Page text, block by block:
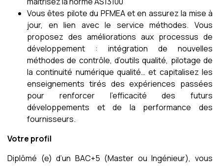
Vous êtes pilote du PFMEA et en assurez la mise à
jour, en lien avec le service méthodes. Vous
proposez des améliorations aux processus de
développement : intégration de nouvelles
méthodes de contrôle, d’outils qualité, pilotage de
la continuité numérique qualité… et capitalisez les
enseignements tirés des expériences passées
pour renforcer l’efficacité des futurs
développements et de la performance des
fournisseurs.
Votre profil
Diplômé (e) d’un BAC+5 (Master ou Ingénieur), vous